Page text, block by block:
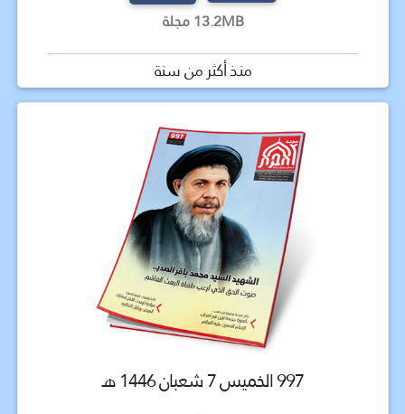
13.2MB مجلة
منذ أكثر من سنة
997 الخميس 7 شعبان 1446 هـ